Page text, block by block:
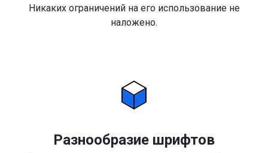
Никаких ограничений на его использование не
наложено.
Разнообразие шрифтов